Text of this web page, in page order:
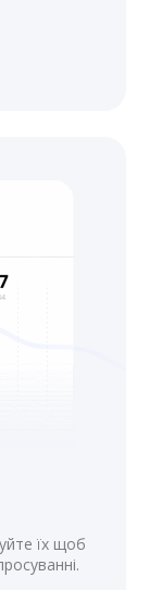
їх щоб